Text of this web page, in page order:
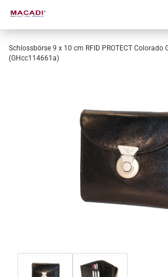
Schlossbörse 9 x 10 cm RFID PROTECT Colorado
(GHcc114661a)